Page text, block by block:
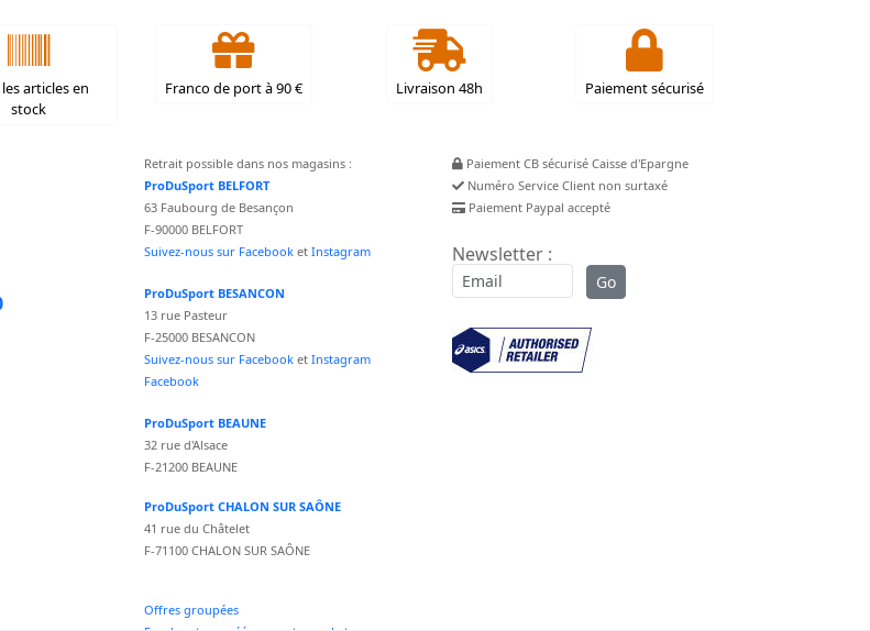
articles en
stock
Franco de port à 90 € Livraison 48h Paiement sécurisé
Retrait possible dans nos magasins :
ProDuSport BELFORT
63 Faubourg de Besançon
F-90000 BELFORT
Suivez-nous sur Facebook et Instagram
ProDuSport BESANCON
13 rue Pasteur
F-25000 BESANCON
Suivez-nous sur Facebook et Instagram
Facebook
ProDuSport BEAUNE
32 rue d'Alsace
F-21200 BEAUNE
ProDuSport CHALON SUR SAÔNE
41 rue du Châtelet
F-71100 CHALON SUR SAÔNE
Offres groupées
Paiement CB sécurisé Caisse d'Epargne
Numéro Service Client non surtaxé
Paiement Paypal accepté
Newsletter :